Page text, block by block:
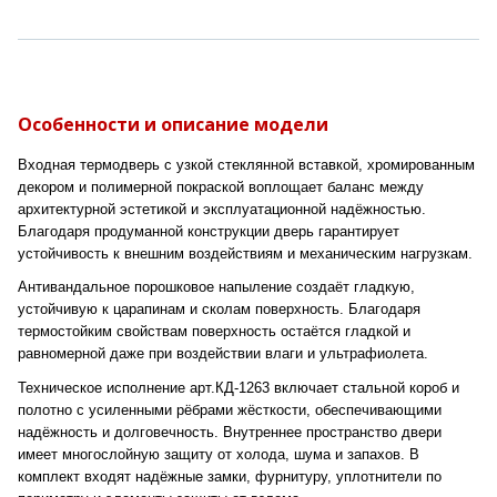
Особенности и описание модели
Входная термодверь с узкой стеклянной вставкой, хромированным
декором и полимерной покраской воплощает баланс между
архитектурной эстетикой и эксплуатационной надёжностью.
Благодаря продуманной конструкции дверь гарантирует
устойчивость к внешним воздействиям и механическим нагрузкам.
Антивандальное порошковое напыление создаёт гладкую,
устойчивую к царапинам и сколам поверхность. Благодаря
термостойким свойствам поверхность остаётся гладкой и
равномерной даже при воздействии влаги и ультрафиолета.
Техническое исполнение арт.КД-1263 включает стальной короб и
полотно с усиленными рёбрами жёсткости, обеспечивающими
надёжность и долговечность. Внутреннее пространство двери
имеет многослойную защиту от холода, шума и запахов. В
комплект входят надёжные замки, фурнитуру, уплотнители по